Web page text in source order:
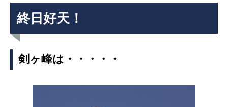
終日好天！
剣ヶ峰は・・・・・